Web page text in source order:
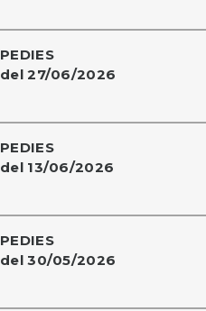
PEDIES
del 27/06/2026
PEDIES
del 13/06/2026
PEDIES
del 30/05/2026